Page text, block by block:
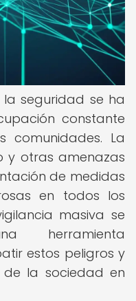
seguridad se ha
constante
comunidades. La
y otras amenazas
de medidas
en todos los
masiva se
herramienta
estos peligros y
la sociedad en